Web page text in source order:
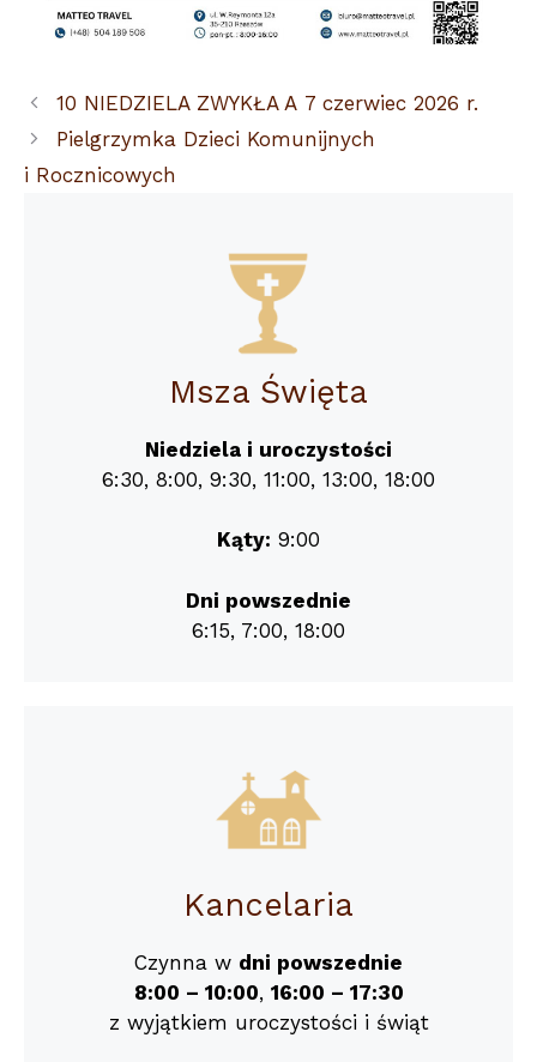
10 NIEDZIELA ZWYKŁA A 7 czerwiec 2026 r.
Pielgrzymka Dzieci Komunijnych
i Rocznicowych
Msza Święta
Niedziela i uroczystości
6:30, 8:00, 9:30, 11:00, 13:00, 18:00
Kąty: 9:00
Dni powszednie
6:15, 7:00, 18:00
Kancelaria
Czynna w dni powszednie
8:00 – 10:00, 16:00 – 17:30
z wyjątkiem uroczystości i świąt